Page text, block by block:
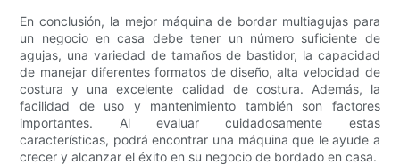
En conclusión, la mejor máquina de bordar multiagujas para
un negocio en casa debe tener un número suficiente de
agujas, una variedad de tamaños de bastidor, la capacidad
de manejar diferentes formatos de diseño, alta velocidad de
costura y una excelente calidad de costura. Además, la
facilidad de uso y mantenimiento también son factores
importantes. Al evaluar cuidadosamente estas
características, podrá encontrar una máquina que le ayude a
crecer y alcanzar el éxito en su negocio de bordado en casa.